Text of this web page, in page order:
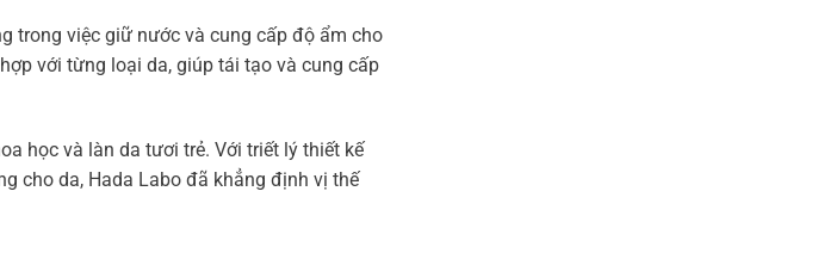
trong việc giữ nước và cung cấp độ ẩm cho
với từng loại da, giúp tái tạo và cung cấp
học và làn da tươi trẻ. Với triết lý thiết kế
cho da, Hada Labo đã khẳng định vị thế